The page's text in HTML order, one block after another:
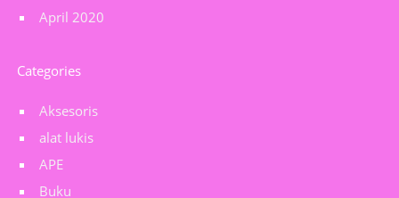
April 2020
Categories
Aksesoris
alat lukis
APE
Buku